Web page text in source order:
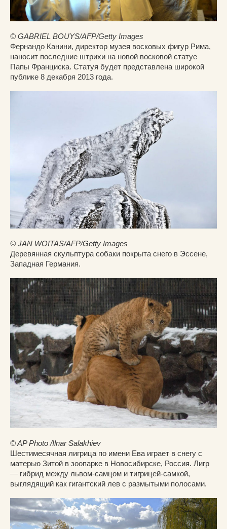
© GABRIEL BOUYS/AFP/Getty Images
Фернандо Канини, директор музея восковых фигур Рима,
наносит последние штрихи на новой восковой статуе
Папы Франциска. Статуя будет представлена широкой
публике 8 декабря 2013 года.
© JAN WOITAS/AFP/Getty Images
Деревянная скульптура собаки покрыта снего в Эссене,
Западная Германия.
© AP Photo /Ilnar Salakhiev
Шестимесячная лигрица по имени Ева играет в снегу с
матерью Зитой в зоопарке в Новосибирске, Россия. Лигр
— гибрид между львом-самцом и тигрицей-самкой,
выглядящий как гигантский лев с размытыми полосами.